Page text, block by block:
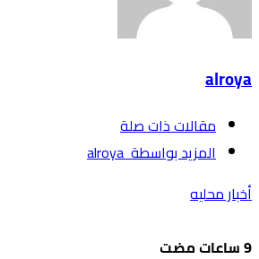
alroya
‫مقالات ذات صلة‬
‫‫المزيد بواسطة‬ ‬ alroya
أخبار محليه